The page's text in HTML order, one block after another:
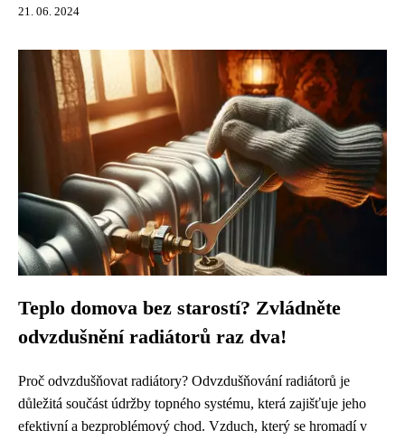
21. 06. 2024
Teplo domova bez starostí? Zvládněte
odvzdušnění radiátorů raz dva!
Proč odvzdušňovat radiátory? Odvzdušňování radiátorů je
důležitá součást údržby topného systému, která zajišťuje jeho
efektivní a bezproblémový chod. Vzduch, který se hromadí v